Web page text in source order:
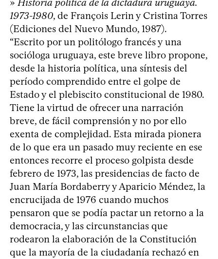
»Historia política de la dictadura uruguaya.
1973-1980, de François Lerin y Cristina Torres
(Ediciones del Nuevo Mundo, 1987).
“Escrito por un politólogo francés y una
socióloga uruguaya, este breve libro propone,
desde la historia política, una síntesis del
período comprendido entre el golpe de
Estado y el plebiscito constitucional de 1980.
Tiene la virtud de ofrecer una narración
breve, de fácil comprensión y no por ello
exenta de complejidad. Esta mirada pionera
de lo que era un pasado muy reciente en ese
entonces recorre el proceso golpista desde
febrero de 1973, las presidencias de facto de
Juan María Bordaberry y Aparicio Méndez, la
encrucijada de 1976 cuando muchos
pensaron que se podía pactar un retorno a la
democracia, y las circunstancias que
rodearon la elaboración de la Constitución
que la mayoría de la ciudadanía rechazó en